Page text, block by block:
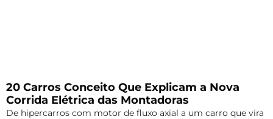
20 Carros Conceito Que Explicam a Nova
Corrida Elétrica das Montadoras
De hipercarros com motor de fluxo axial a um carro que vira